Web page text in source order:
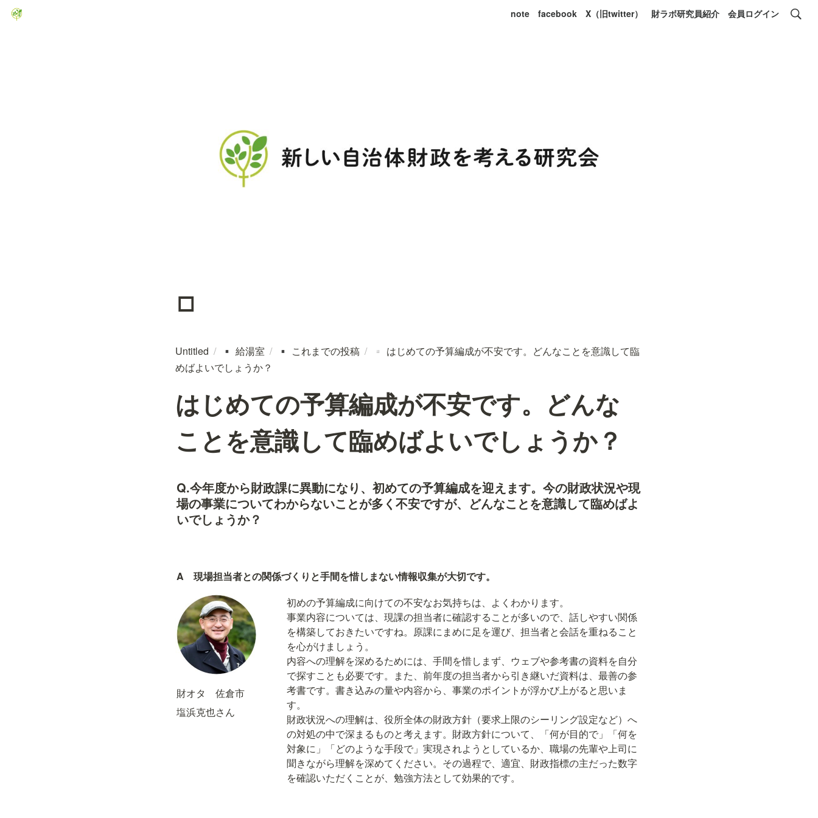
note facebook X（旧twitter） 財ラボ研究員紹介 会員ログイン
▫️
Untitled / ▪️ 給湯室 / ▪️ これまでの投稿 / ▫️
はじめての予算編成が不安です。どんなことを意識して臨
めばよいでしょうか？
はじめての予算編成が不安です。どんな
ことを意識して臨めばよいでしょうか？
Q.今年度から財政課に異動になり、初めての予算編成を迎えます。今の財政状況や現
場の事業についてわからないことが多く不安ですが、どんなことを意識して臨めばよ
いでしょうか？
A　現場担当者との関係づくりと手間を惜しまない情報収集が大切です。
財オタ　佐倉市
塩浜克也さん
初めの予算編成に向けての不安なお気持ちは、よくわかります。
事業内容については、現課の担当者に確認することが多いので、話しやすい関係
を構築しておきたいですね。原課にまめに足を運び、担当者と会話を重ねること
を心がけましょう。
内容への理解を深めるためには、手間を惜しまず、ウェブや参考書の資料を自分
で探すことも必要です。また、前年度の担当者から引き継いだ資料は、最善の参
考書です。書き込みの量や内容から、事業のポイントが浮かび上がると思いま
す。
財政状況への理解は、役所全体の財政方針（要求上限のシーリング設定など）へ
の対処の中で深まるものと考えます。財政方針について、「何が目的で」「何を
対象に」「どのような手段で」実現されようとしているか、職場の先輩や上司に
聞きながら理解を深めてください。その過程で、適宜、財政指標の主だった数字
を確認いただくことが、勉強方法として効果的です。